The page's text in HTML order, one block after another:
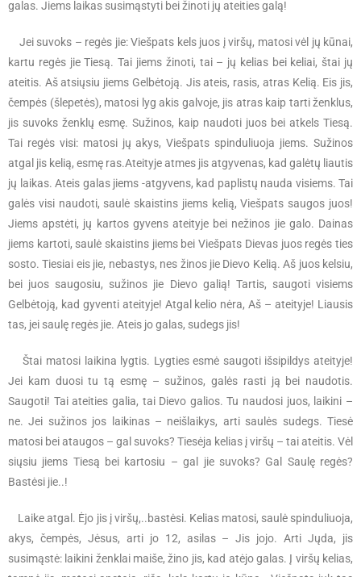
galas. Jiems laikas susimąstyti bei žinoti jų ateities galą!
Jei suvoks – regės jie: Viešpats kels juos į viršų, matosi vėl jų kūnai,
kartu regės jie Tiesą. Tai jiems žinoti, tai – jų kelias bei keliai, štai jų
ateitis. Aš atsiųsiu jiems Gelbėtoją. Jis ateis, rasis, atras Kelią. Eis jis,
čempės (šlepetės), matosi lyg akis galvoje, jis atras kaip tarti ženklus,
jis suvoks ženklų esmę. Sužinos, kaip naudoti juos bei atkels Tiesą.
Tai regės visi: matosi jų akys, Viešpats spinduliuoja jiems. Sužinos
atgal jis kelią, esmę ras.Ateityje atmes jis atgyvenas, kad galėtų liautis
jų laikas. Ateis galas jiems -atgyvens, kad paplistų nauda visiems. Tai
galės visi naudoti, saulė skaistins jiems kelią, Viešpats saugos juos!
Jiems apstėti, jų kartos gyvens ateityje bei nežinos jie galo. Dainas
jiems kartoti, saulė skaistins jiems bei Viešpats Dievas juos regės ties
sosto. Tiesiai eis jie, nebastys, nes žinos jie Dievo Kelią. Aš juos kelsiu,
bei juos saugosiu, sužinos jie Dievo galią! Tartis, saugoti visiems
Gelbėtoją, kad gyventi ateityje! Atgal kelio nėra, Aš – ateityje! Liausis
tas, jei saulę regės jie. Ateis jo galas, sudegs jis!
Štai matosi laikina lygtis. Lygties esmė saugoti išsipildys ateityje!
Jei kam duosi tu tą esmę – sužinos, galės rasti ją bei naudotis.
Saugoti! Tai ateities galia, tai Dievo galios. Tu naudosi juos, laikini –
ne. Jei sužinos jos laikinas – neišlaikys, arti saulės sudegs. Tiesė
matosi bei ataugos – gal suvoks? Tiesėja kelias į viršų – tai ateitis. Vėl
siųsiu jiems Tiesą bei kartosiu – gal jie suvoks? Gal Saulę regės?
Bastėsi jie..!
Laike atgal. Ėjo jis į viršų,..bastėsi. Kelias matosi, saulė spinduliuoja,
akys, čempės, Jėsus, arti jo 12, asilas – Jis jojo. Arti Jųda, jis
susimąstė: laikini ženklai maiše, žino jis, kad atėjo galas. Į viršų kelias,